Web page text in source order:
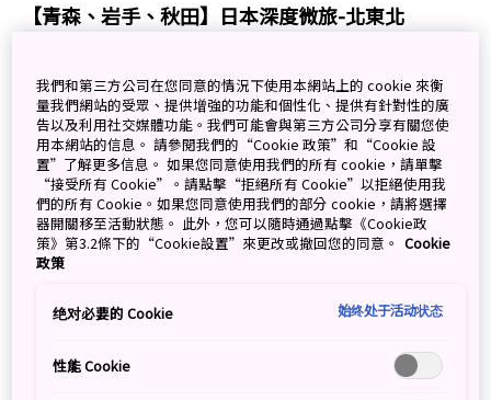
【青森、岩手、秋田】日本深度微旅-北東北
Search
Categories
我們和第三方公司在您同意的情況下使用本網站上的 cookie 來衡
量我們網站的受眾、提供增強的功能和個性化、提供有針對性的廣
告以及利用社交媒體功能。我們可能會與第三方公司分享有關您使
用本網站的信息。 請參閱我們的“Cookie 政策”和“Cookie 設
置”了解更多信息。 如果您同意使用我們的所有 cookie，請單擊
“接受所有 Cookie”。請點擊“拒絕所有 Cookie”以拒絕使用我
們的所有 Cookie。如果您同意使用我們的部分 cookie，請將選擇
器開關移至活動狀態。 此外，您可以隨時通過點擊《Cookie政
策》第3.2條下的“Cookie設置”來更改或撤回您的同意。 Cookie
政策
绝对必要的 Cookie 始终处于活动状态
性能 Cookie